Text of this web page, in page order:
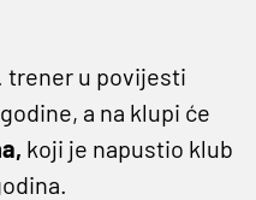
trener u povijesti
a na klupi će
koji je napustio klub